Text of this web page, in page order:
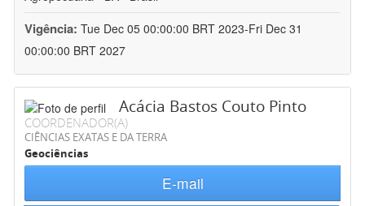
Vigência: Tue Dec 05 00:00:00 BRT 2023-Fri Dec 31
00:00:00 BRT 2027
Acácia Bastos Couto Pinto
COORDENADOR(A)
CIÊNCIAS EXATAS E DA TERRA
Geociências
E-mail